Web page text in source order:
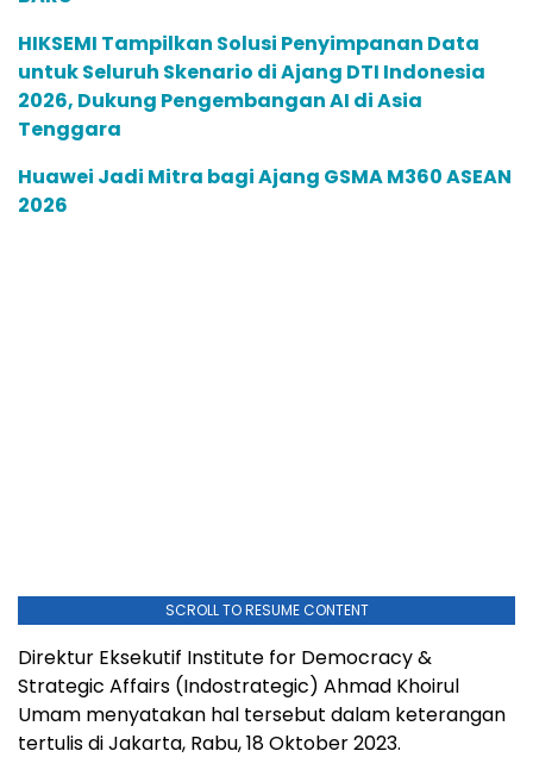
HIKSEMI Tampilkan Solusi Penyimpanan Data
untuk Seluruh Skenario di Ajang DTI Indonesia
2026, Dukung Pengembangan AI di Asia
Tenggara
Huawei Jadi Mitra bagi Ajang GSMA M360 ASEAN
2026
SCROLL TO RESUME CONTENT
Direktur Eksekutif Institute for Democracy &
Strategic Affairs (Indostrategic) Ahmad Khoirul
Umam menyatakan hal tersebut dalam keterangan
tertulis di Jakarta, Rabu, 18 Oktober 2023.